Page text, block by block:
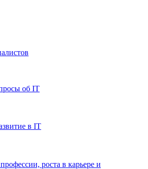
об IT
в IT
роста в карьере и